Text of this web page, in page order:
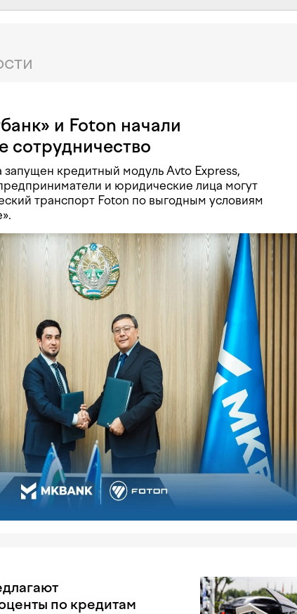
и Foton начали
сотрудничество
запущен кредитный модуль Avto Express,
и юридические лица могут
транспорт Foton по выгодным условиям
по кредитам